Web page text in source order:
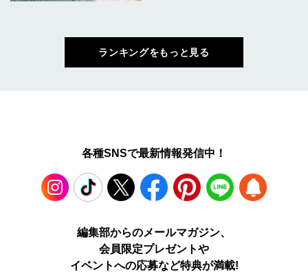
ランキングをもっと見る
各種SNSで最新情報発信中！
TikTok Facebook Pinterest LINE
編集部からのメールマガジン、
会員限定プレゼントや
イベントへの応募など特典が満載!